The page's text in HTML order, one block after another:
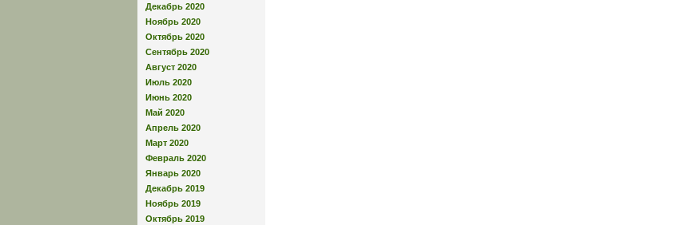
Декабрь 2020
Ноябрь 2020
Октябрь 2020
Сентябрь 2020
Август 2020
Июль 2020
Июнь 2020
Май 2020
Апрель 2020
Март 2020
Февраль 2020
Январь 2020
Декабрь 2019
Ноябрь 2019
Октябрь 2019